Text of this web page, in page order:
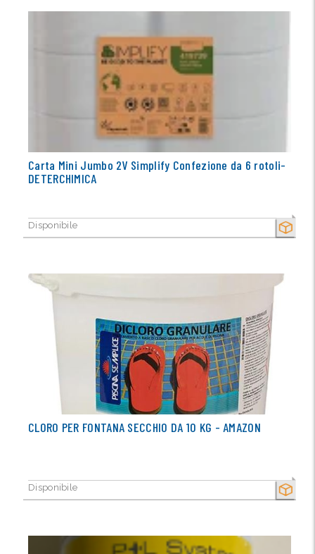
SECCO
Carta Mini Jumbo 2V Simplify Confezione da 6 rotoli-
DETERCHIMICA
Disponibile
SECCO
CLORO PER FONTANA SECCHIO DA 10 KG - AMAZON
Disponibile